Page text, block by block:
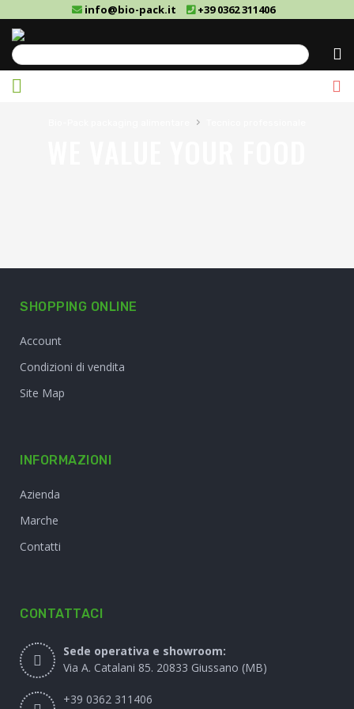
info@bio-pack.it +39 0362 311406
›
SHOPPING ONLINE
Account
Condizioni di vendita
Site Map
INFORMAZIONI
Azienda
Marche
Contatti
CONTATTACI
Sede operativa e showroom:
Via A. Catalani 85. 20833 Giussano (MB)
+39 0362 311406